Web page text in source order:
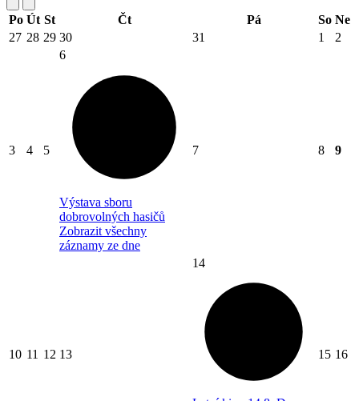
Po Út St Čt Pá So Ne
27 28 29 30 31 1 2
3 4 5
6
Výstava sboru
dobrovolných hasičů
Zobrazit všechny
záznamy ze dne
7 8 9
10 11 12 13
14
15 16